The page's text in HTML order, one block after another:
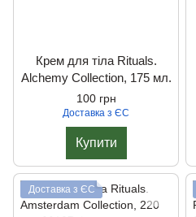
Крем для тіла Rituals.
Alchemy Collection, 175 мл.
100 грн
Доставка з ЄС
Купити
Доставка з ЄС